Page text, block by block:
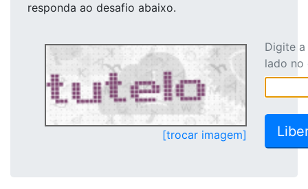
responda ao desafio abaixo.
[trocar imagem]
Digite
lado no